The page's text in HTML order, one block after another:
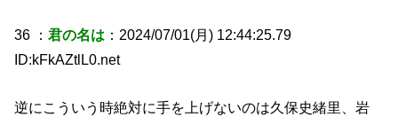
36 ：君の名は ：2024/07/01(月) 12:44:25.79
ID:kFkAZtlL0.net
逆にこういう時絶対に手を上げないのは久保史緒里、岩